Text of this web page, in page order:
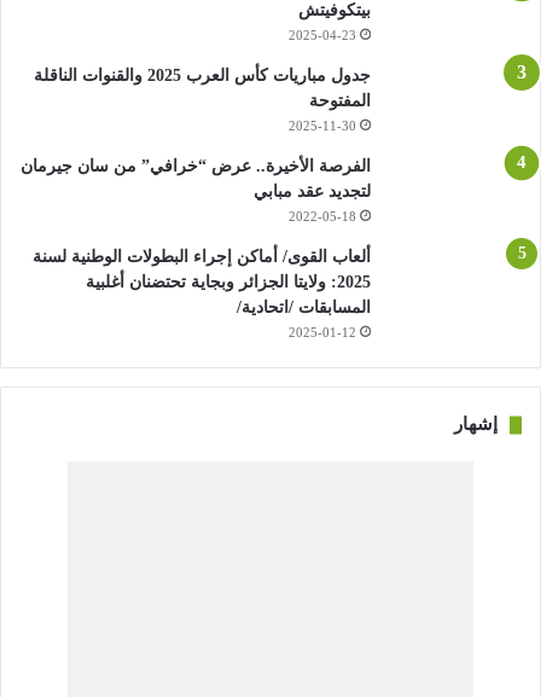
بيتكوفيتش
2025-04-23
جدول مباريات كأس العرب 2025 والقنوات الناقلة
المفتوحة
2025-11-30
الفرصة الأخيرة.. عرض “خرافي” من سان جيرمان
لتجديد عقد مبابي
2022-05-18
ألعاب القوى/ أماكن إجراء البطولات الوطنية لسنة
2025: ولايتا الجزائر وبجاية تحتضنان أغلبية
المسابقات /اتحادية/
2025-01-12
إشهار